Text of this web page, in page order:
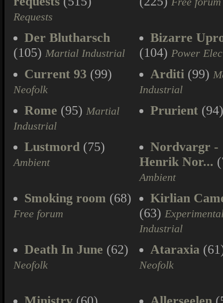
Requests
Der Blutharsch
(105) Martial Industrial
Bizarre
(104) Power
Current 93 (99)
Neofolk
Arditi (99)
Industrial
Rome (95) Martial
Industrial
Prurient
Lustmord (75)
Ambient
Nordvargr -
Henrik Nor...
Ambient
Smoking room (68)
Free forum
Kirlian
(63)
Industrial
Death In June (62)
Neofolk
Ataraxia
Neofolk